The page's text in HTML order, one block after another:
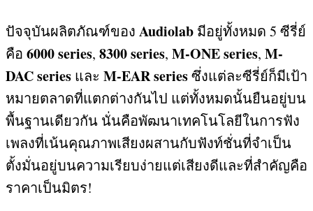
ปัจจุบันผลิตภัณฑ์ของ Audiolab มีอยู่ทั้งหมด 5 ซีรี่ย์
คือ 6000 series, 8300 series, M-ONE series, M-
DAC series และ M-EAR seriesซึ่งแต่ละซีรี่ย์ก็มีเป้า
หมายตลาดที่แตกต่างกันไป แต่ทั้งหมดนั้นยืนอยู่บน
พื้นฐานเดียวกัน นั่นคือพัฒนาเทคโนโลยีในการฟัง
เพลงที่เน้นคุณภาพเสียงผสานกับฟังท์ชั่นที่จำเป็น
ตั้งมั่นอยู่บนความเรียบง่ายแต่เสียงดีและที่สำคัญคือ
ราคาเป็นมิตร!